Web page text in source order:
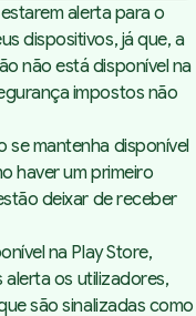
alerta para o
dispositivos, já que, a
não está disponível na
impostos não
se mantenha disponível
haver um primeiro
deixar de receber
na Play Store,
alerta os utilizadores,
são sinalizadas como